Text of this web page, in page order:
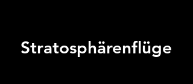
Stratosphärenflüge